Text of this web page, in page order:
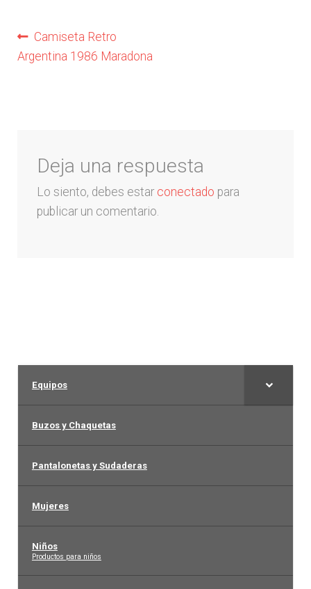
Mujeres
Navegación
de
Anterior:
Camiseta Retro
Argentina 1986 Maradona
Deja una respuesta
Lo siento, debes estar conectado para
publicar un comentario.
Equipos
Buzos y Chaquetas
Pantalonetas y Sudaderas
Mujeres
Niños
–
Productos para niños